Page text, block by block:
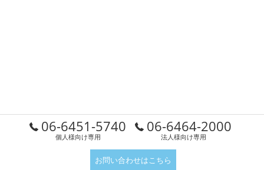
06-6451-5740
個人様向け専用
06-6464-2000
法人様向け専用
お問い合わせはこちら